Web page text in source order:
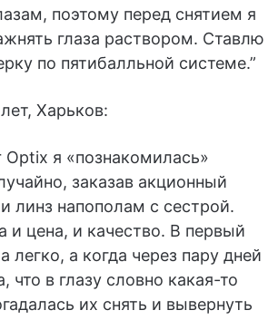
поэтому перед снятием я
глаза раствором. Ставлю
по пятибалльной системе.”
Харьков:
я «познакомилась»
заказав акционный
линз напополам с сестрой.
и цена, и качество. В первый
легко, а когда через пару дней
что в глазу словно какая-то
их снять и вывернуть